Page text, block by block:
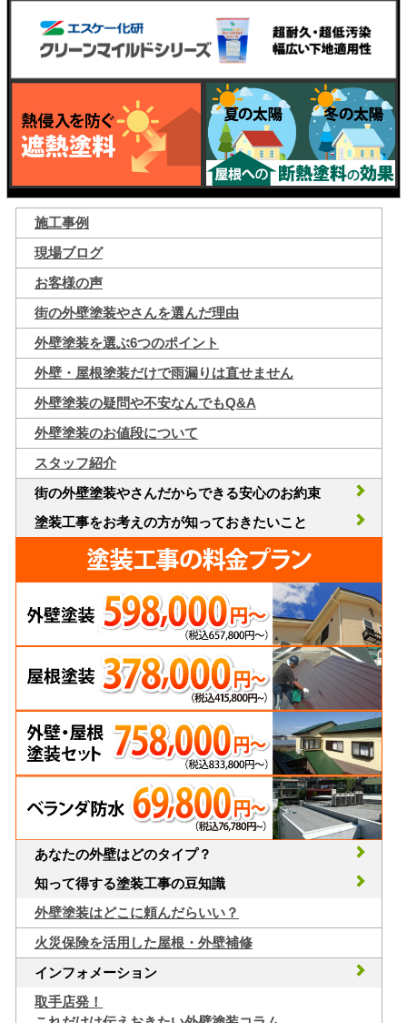
施工事例
現場ブログ
お客様の声
街の外壁塗装やさんを選んだ理由
外壁塗装を選ぶ6つのポイント
外壁・屋根塗装だけで雨漏りは直せません
外壁塗装の疑問や不安なんでもQ&A
外壁塗装のお値段について
スタッフ紹介
街の外壁塗装やさんだからできる安心のお約束
塗装工事をお考えの方が知っておきたいこと
あなたの外壁はどのタイプ？
知って得する塗装工事の豆知識
外壁塗装はどこに頼んだらいい？
火災保険を活用した屋根・外壁補修
インフォメーション
取手店発！